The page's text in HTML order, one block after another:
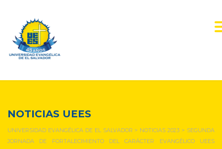
NOTICIAS UEES
UNIVERSIDAD EVANGÉLICA DE EL SALVADOR > NOTICIAS 2023 > SEGUNDA
JORNADA DE FORTALECIMIENTO DEL CARÁCTER EVANGÉLICO UEES